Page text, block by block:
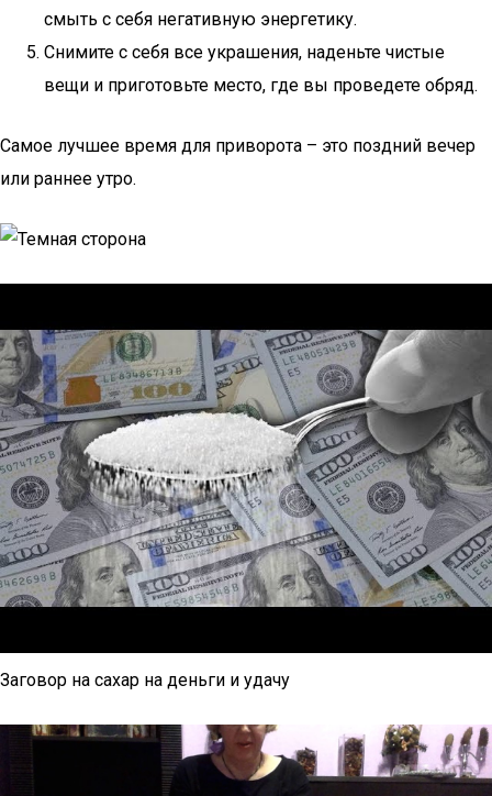
смыть с себя негативную энергетику.
Снимите с себя все украшения, наденьте чистые
вещи и приготовьте место, где вы проведете обряд.
Самое лучшее время для приворота – это поздний вечер
или раннее утро.
Заговор на сахар на деньги и удачу